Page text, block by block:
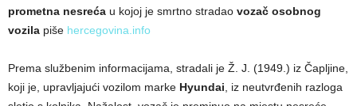
prometna nesreća u kojoj je smrtno stradao vozač osobnog
vozila piše hercegovina.info
Prema službenim informacijama, stradali je Ž. J. (1949.) iz Čapljine,
koji je, upravljajući vozilom marke Hyundai, iz neutvrđenih razloga